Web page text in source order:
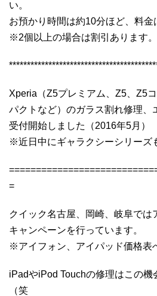
い。
お預かり時間は約10分ほど、料金
※2個以上の場合は割引あります。
Xperia（Z5プレミアム、Z5、Z5
パクトなど）のガラス割れ修理、
受付開始しました（2016年5月）
※近日中にギャラクシーシリーズ
=
クイック名古屋、岡崎、岐阜では
キャンペーンを行っています。
※アイフォン、アイパッド価格表
iPadやiPod Touchの修理はこの機
（笑